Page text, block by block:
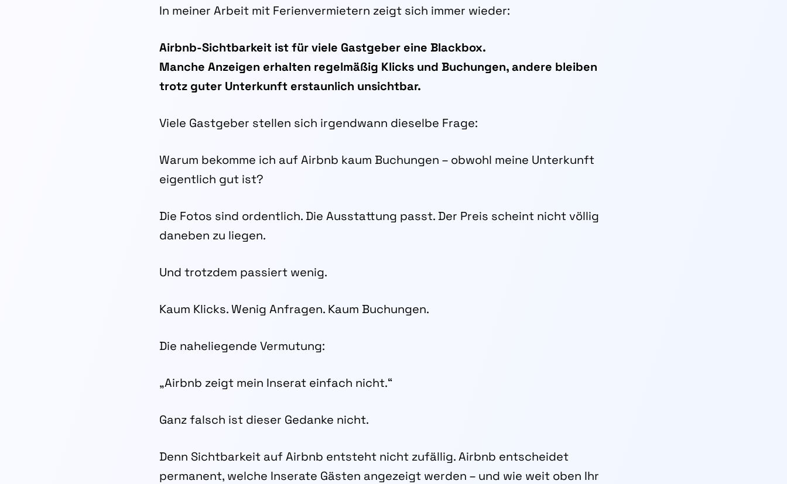
In meiner Arbeit mit Ferienvermietern zeigt sich immer wieder:
Airbnb-Sichtbarkeit ist für viele Gastgeber eine Blackbox.
Manche Anzeigen erhalten regelmäßig Klicks und Buchungen, andere bleiben
trotz guter Unterkunft erstaunlich unsichtbar.
Viele Gastgeber stellen sich irgendwann dieselbe Frage:
Warum bekomme ich auf Airbnb kaum Buchungen – obwohl meine Unterkunft
eigentlich gut ist?
Die Fotos sind ordentlich. Die Ausstattung passt. Der Preis scheint nicht völlig
daneben zu liegen.
Und trotzdem passiert wenig.
Kaum Klicks. Wenig Anfragen. Kaum Buchungen.
Die naheliegende Vermutung:
„Airbnb zeigt mein Inserat einfach nicht.“
Ganz falsch ist dieser Gedanke nicht.
Denn Sichtbarkeit auf Airbnb entsteht nicht zufällig. Airbnb entscheidet
permanent, welche Inserate Gästen angezeigt werden – und wie weit oben Ihr